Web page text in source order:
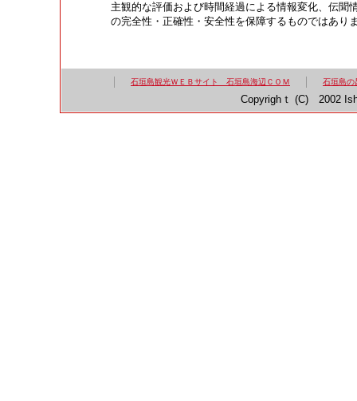
主観的な評価および時間経過による情報変化、伝聞
の完全性・正確性・安全性を保障するものではあり
石垣島観光ＷＥＢサイト 石垣島海辺ＣＯＭ 石垣島
Copyrighｔ (C) 2002